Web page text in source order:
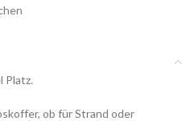
Platz.
ob für Strand oder